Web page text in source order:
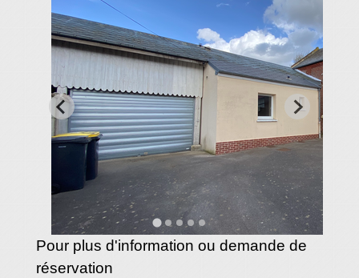
Pour plus d'information ou demande de
réservation